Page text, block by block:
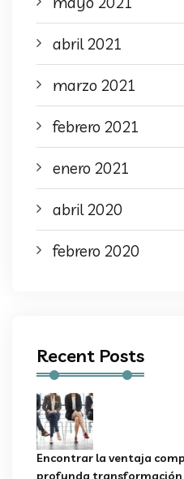
abril 2021
marzo 2021
febrero 2021
enero 2021
abril 2020
febrero 2020
Recent Posts
Encontrar la ventaja